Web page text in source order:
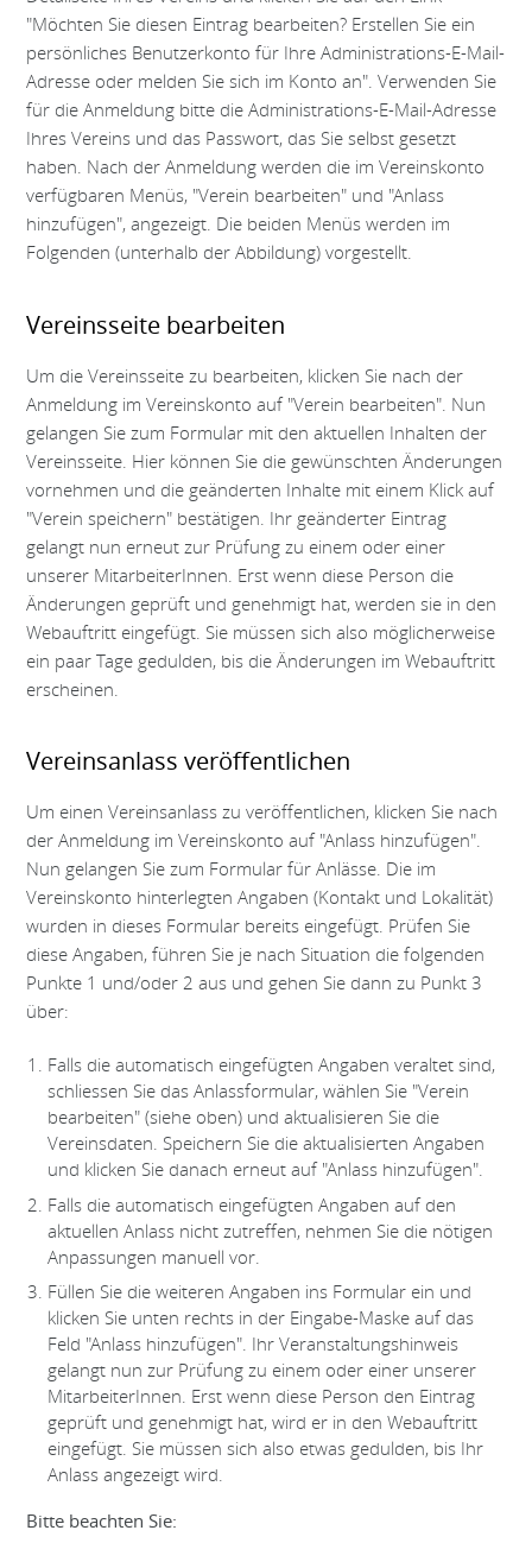
"Möchten Sie diesen Eintrag bearbeiten? Erstellen Sie ein
persönliches Benutzerkonto für Ihre Administrations-E-Mail-
Adresse oder melden Sie sich im Konto an". Verwenden Sie
für die Anmeldung bitte die Administrations-E-Mail-Adresse
Ihres Vereins und das Passwort, das Sie selbst gesetzt
haben. Nach der Anmeldung werden die im Vereinskonto
verfügbaren Menüs, "Verein bearbeiten" und "Anlass
hinzufügen", angezeigt. Die beiden Menüs werden im
Folgenden (unterhalb der Abbildung) vorgestellt.
Vereinsseite bearbeiten
Um die Vereinsseite zu bearbeiten, klicken Sie nach der
Anmeldung im Vereinskonto auf "Verein bearbeiten". Nun
gelangen Sie zum Formular mit den aktuellen Inhalten der
Vereinsseite. Hier können Sie die gewünschten Änderungen
vornehmen und die geänderten Inhalte mit einem Klick auf
"Verein speichern" bestätigen. Ihr geänderter Eintrag
gelangt nun erneut zur Prüfung zu einem oder einer
unserer MitarbeiterInnen. Erst wenn diese Person die
Änderungen geprüft und genehmigt hat, werden sie in den
Webauftritt eingefügt. Sie müssen sich also möglicherweise
ein paar Tage gedulden, bis die Änderungen im Webauftritt
erscheinen.
Vereinsanlass veröffentlichen
Um einen Vereinsanlass zu veröffentlichen, klicken Sie nach
der Anmeldung im Vereinskonto auf "Anlass hinzufügen".
Nun gelangen Sie zum Formular für Anlässe. Die im
Vereinskonto hinterlegten Angaben (Kontakt und Lokalität)
wurden in dieses Formular bereits eingefügt. Prüfen Sie
diese Angaben, führen Sie je nach Situation die folgenden
Punkte 1 und/oder 2 aus und gehen Sie dann zu Punkt 3
über:
Falls die automatisch eingefügten Angaben veraltet sind,
schliessen Sie das Anlassformular, wählen Sie "Verein
bearbeiten" (siehe oben) und aktualisieren Sie die
Vereinsdaten. Speichern Sie die aktualisierten Angaben
und klicken Sie danach erneut auf "Anlass hinzufügen".
Falls die automatisch eingefügten Angaben auf den
aktuellen Anlass nicht zutreffen, nehmen Sie die nötigen
Anpassungen manuell vor.
Füllen Sie die weiteren Angaben ins Formular ein und
klicken Sie unten rechts in der Eingabe-Maske auf das
Feld "Anlass hinzufügen". Ihr Veranstaltungshinweis
gelangt nun zur Prüfung zu einem oder einer unserer
MitarbeiterInnen. Erst wenn diese Person den Eintrag
geprüft und genehmigt hat, wird er in den Webauftritt
eingefügt. Sie müssen sich also etwas gedulden, bis Ihr
Anlass angezeigt wird.
Bitte beachten Sie: